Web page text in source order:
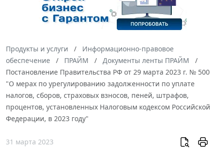
Продукты и услуги
Информационно-правовое
обеспечение
ПРАЙМ
Документы ленты ПРАЙМ
Постановление Правительства РФ от 29 марта 2023 г. № 500
"О мерах по урегулированию задолженности по уплате
налогов, сборов, страховых взносов, пеней, штрафов,
процентов, установленных Налоговым кодексом Российской
Федерации, в 2023 году"
31 марта 2023